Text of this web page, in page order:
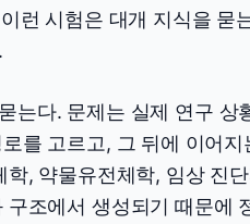
런 시험은 대개 지식을 묻
는다. 문제는 실제 연구 상
를 고르고, 그 뒤에 이어
, 약물유전체학, 임상 진
조에서 생성되기 때문에